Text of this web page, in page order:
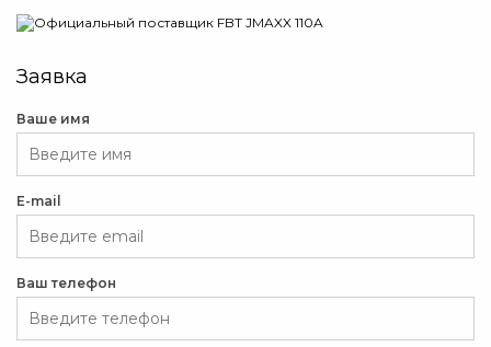
Заявка
Ваше имя
E-mail
Ваш телефон